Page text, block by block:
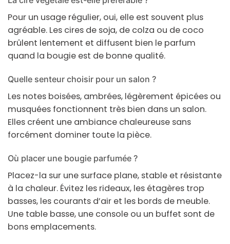
Pour un usage régulier, oui, elle est souvent plus
agréable. Les cires de soja, de colza ou de coco
brûlent lentement et diffusent bien le parfum
quand la bougie est de bonne qualité.
Quelle senteur choisir pour un salon ?
Les notes boisées, ambrées, légèrement épicées ou
musquées fonctionnent très bien dans un salon.
Elles créent une ambiance chaleureuse sans
forcément dominer toute la pièce.
Où placer une bougie parfumée ?
Placez-la sur une surface plane, stable et résistante
à la chaleur. Évitez les rideaux, les étagères trop
basses, les courants d’air et les bords de meuble.
Une table basse, une console ou un buffet sont de
bons emplacements.